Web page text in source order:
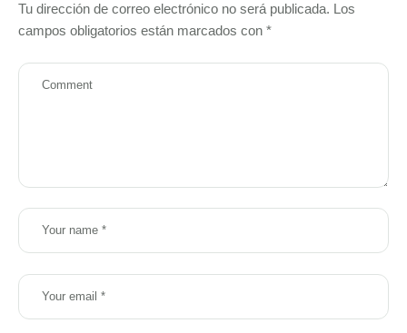
Tu dirección de correo electrónico no será publicada. Los
campos obligatorios están marcados con *